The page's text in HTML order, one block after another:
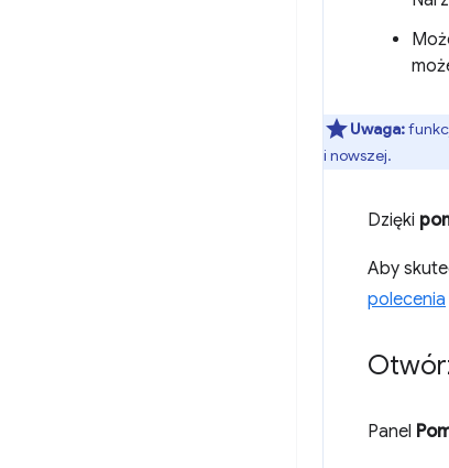
Uwaga:
i nowszej.
Dzięki
Aby
polecenia
Panel